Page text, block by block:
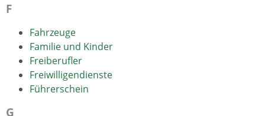
F
Fahrzeuge
Familie und Kinder
Freiberufler
Freiwilligendienste
Führerschein
G